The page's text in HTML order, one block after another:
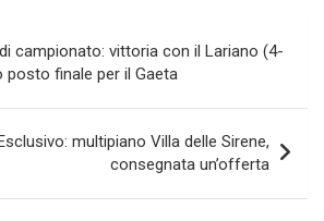
campionato: vittoria con il Lariano (4-
posto finale per il Gaeta
multipiano Villa delle Sirene,
consegnata un’offerta